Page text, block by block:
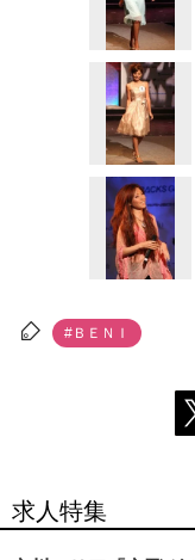
#ＢＥＮＩ
求人特集